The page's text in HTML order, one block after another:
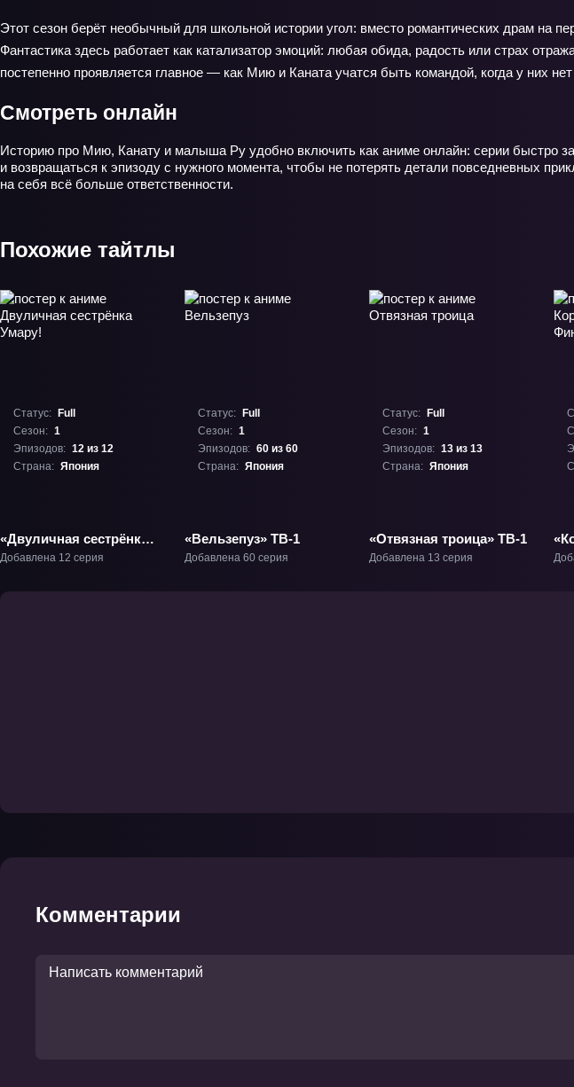
Этот сезон берёт необычный для школьной истории угол: вместо романтических драм на
Фантастика здесь работает как катализатор эмоций: любая обида, радость или страх
постепенно проявляется главное — как Мию и Каната учатся быть командой, когда у них
Смотреть онлайн
Историю про Мию, Канату и малыша Ру удобно включить как аниме онлайн: серии быстро
и возвращаться к эпизоду с нужного момента, чтобы не потерять детали повседневных
на себя всё больше ответственности.
Похожие тайтлы
Статус:
Full
Сезон: 1
Эпизодов: 12 из 12
Страна: Япония
«Двуличная сестрёнка
Умару!» ТВ-1
Добавлена 12 серия
Статус:
Full
Сезон: 1
Эпизодов: 60 из 60
Страна: Япония
«Вельзепуз» ТВ-1
Добавлена 60 серия
Статус:
Full
Сезон: 1
Эпизодов: 13 из 13
Страна: Япония
«Отвязная троица» ТВ-1
Добавлена 13 серия
Комментарии